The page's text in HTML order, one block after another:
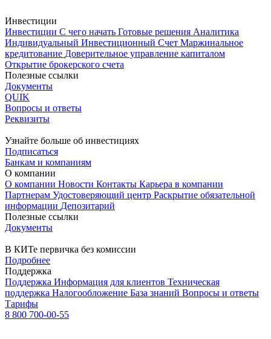
Инвестиции
Инвестиции С чего начать Готовые решения Аналитика
Индивидуальный Инвестиционный Счет Маржинальное
кредитование Доверительное управление капиталом
Открытие брокерского счета
Полезные ссылки
Документы
QUIK
Вопросы и ответы
Реквизиты
Узнайте больше об инвестициях
Подписаться
Банкам и компаниям
О компании
О компании Новости Контакты Карьера в компании
Партнерам Удостоверяющий центр Раскрытие обязательной
информации Депозитарий
Полезные ссылки
Документы
В КИТе первичка без комиссии
Подробнее
Поддержка
Поддержка Информация для клиентов Техническая
поддержка Налогообложение База знаний Вопросы и ответы
Тарифы
8 800 700-00-55